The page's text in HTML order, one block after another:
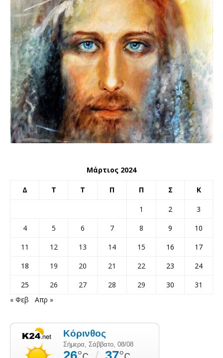
Μάρτιος 2024
Δ Τ Τ Π Π Σ Κ
1 2
3
4
5 6 7 8 9
10
11
12 13 14 15 16
17
18
19 20 21 22 23
24
25
26 27 28 29 30
31
« Φεβ
Απρ »